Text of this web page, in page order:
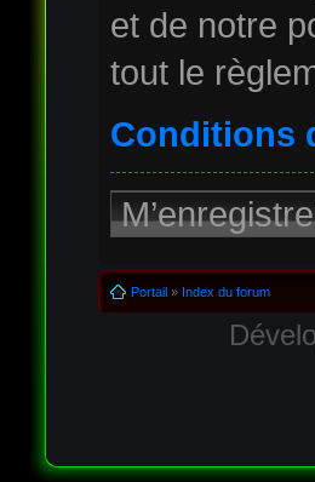
et de notre
tout le
Conditions
Portail» Index du forum